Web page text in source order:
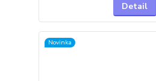
Detail
Novinka